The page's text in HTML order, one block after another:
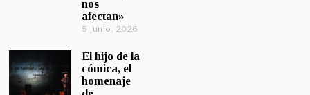
nos
afectan»
5 junio, 2026
El hijo de la
cómica, el
homenaje